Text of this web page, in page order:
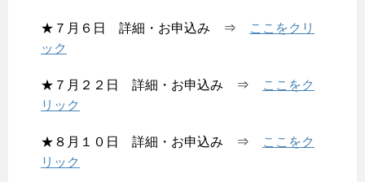
★７月６日 詳細・お申込み ⇒
ここをクリ
ック
★７月２２日 詳細・お申込み ⇒
ここをク
リック
★８月１０日 詳細・お申込み ⇒
ここをク
リック